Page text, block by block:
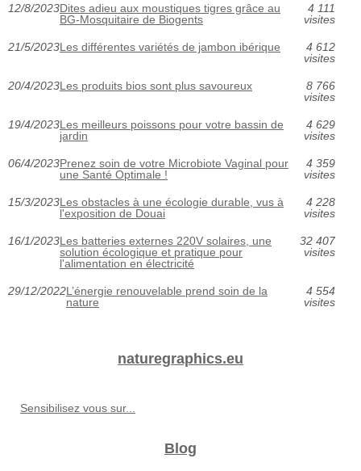
12/8/2023Dites adieu aux moustiques tigres grâce au
BG-Mosquitaire de Biogents
4 111
visites
21/5/2023Les différentes variétés de jambon ibérique
4 612
visites
20/4/2023Les produits bios sont plus savoureux
8 766
visites
19/4/2023Les meilleurs poissons pour votre bassin de
jardin
4 629
visites
06/4/2023Prenez soin de votre Microbiote Vaginal pour
une Santé Optimale !
4 359
visites
15/3/2023Les obstacles à une écologie durable, vus à
l'exposition de Douai
4 228
visites
16/1/2023Les batteries externes 220V solaires, une
solution écologique et pratique pour
l'alimentation en électricité
32 407
visites
29/12/2022L’énergie renouvelable prend soin de la
nature
4 554
visites
naturegraphics.eu
Sensibilisez vous sur...
Blog